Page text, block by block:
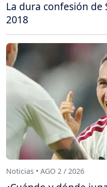
La dura confesión de
2018
Noticias • AGO 2 / 2026